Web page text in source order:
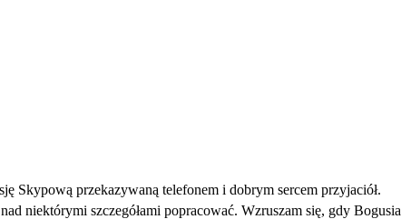
Skypową przekazywaną telefonem i dobrym sercem przyjaciół.
niektórymi szczegółami popracować. Wzruszam się, gdy Bogusia